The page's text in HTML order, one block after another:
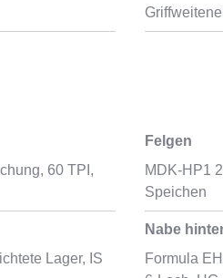
60 TPI,
Felgen
MDK-HP1
Speichen
Lager, IS
Nabe
Formula